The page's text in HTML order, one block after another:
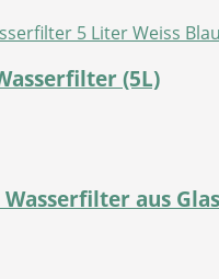
(5L)
aus Glas